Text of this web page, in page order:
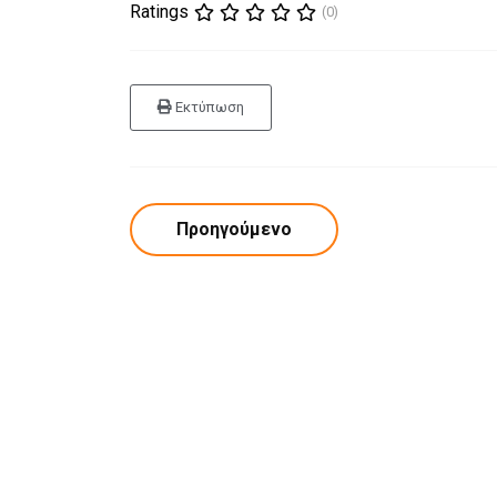
Ratings (0)
Εκτύπωση
Προηγούμενο